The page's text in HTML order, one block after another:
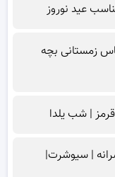
عید نوروز
زمستانی بچه
| شب یلدا
| سیوشرت|